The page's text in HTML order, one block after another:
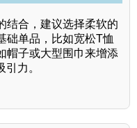
结合，建议选择柔软的
础单品，比如宽松T恤
帽子或大型围巾来增添
力。